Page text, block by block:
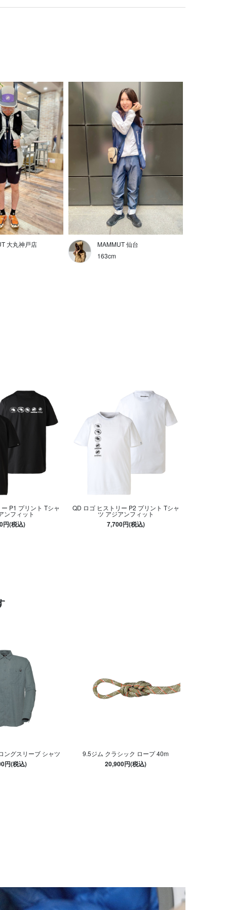
大丸神戸店
MAMMUT 仙台
163cm
P1 プリント Tシャ
ンフィット
円(税込)
QD ロゴ ヒストリー P2 プリント Tシャ
ツ アジアンフィット
7,700円(税込)
ングスリーブ シャツ
円(税込)
9.5ジム クラシック ロープ 40m
20,900円(税込)